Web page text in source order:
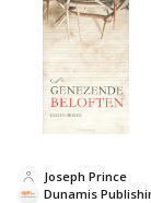
Dunamis
Joseph Prince